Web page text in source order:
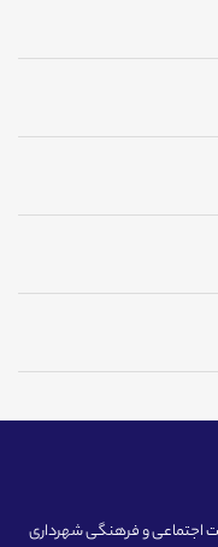
اجتماعی و فرهنگی شهرداری